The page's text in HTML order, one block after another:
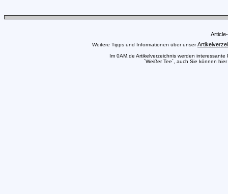
Weitere Tipps und Informationen über unser
Im 0AM.de Artikelverzeichnis werden
`Weißer Tee`, auch Sie können